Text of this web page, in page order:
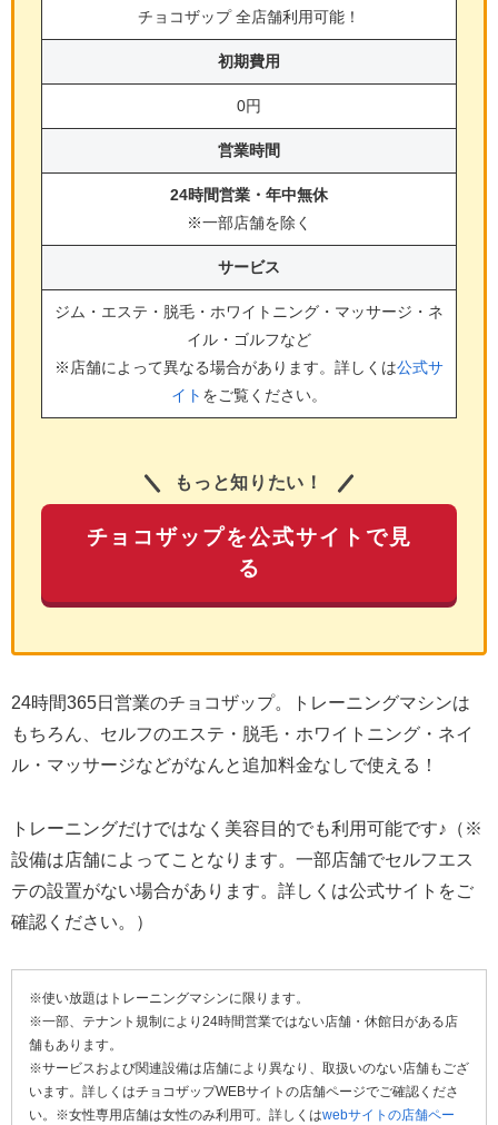
チョコザップ 全店舗利用可能！
初期費用
0円
営業時間
24時間営業・年中無休
※一部店舗を除く
サービス
ジム・エステ・脱毛・ホワイトニング・マッサージ・ネ
イル・ゴルフなど
※店舗によって異なる場合があります。詳しくは公式サ
イト をご覧ください。
もっと知りたい！
チョコザップを公式サイトで見
る
24時間365日営業のチョコザップ。トレーニングマシンは
もちろん、セルフのエステ・脱毛・ホワイトニング・ネイ
ル・マッサージなどがなんと追加料金なしで使える！
トレーニングだけではなく美容目的でも利用可能です♪（※
設備は店舗によってことなります。一部店舗でセルフエス
テの設置がない場合があります。詳しくは公式サイトをご
確認ください。）
※使い放題はトレーニングマシンに限ります。
※一部、テナント規制により24時間営業ではない店舗・休館日がある店
舗もあります。
※サービスおよび関連設備は店舗により異なり、取扱いのない店舗もござ
います。詳しくはチョコザップWEBサイトの店舗ページでご確認くださ
い。※女性専用店舗は女性のみ利用可。詳しくはwebサイトの店舗ペー